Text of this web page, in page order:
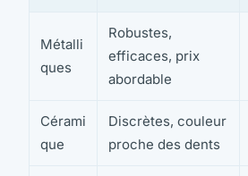
Métalli
ques
Robustes,
efficaces, prix
abordable
Cérami
que
Discrètes, couleur
proche des dents